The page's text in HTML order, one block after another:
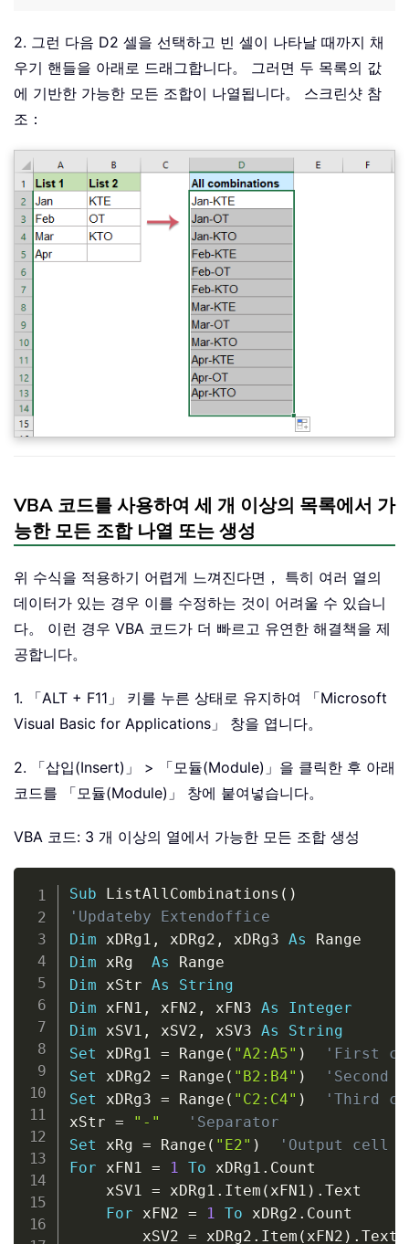
2. 그런 다음 D2 셀을 선택하고 빈 셀이 나타날 때까지 채
우기 핸들을 아래로 드래그합니다。 그러면 두 목록의 값
에 기반한 가능한 모든 조합이 나열됩니다。 스크린샷 참
조：
VBA 코드를 사용하여 세 개 이상의 목록에서 가
능한 모든 조합 나열 또는 생성
위 수식을 적용하기 어렵게 느껴진다면， 특히 여러 열의
데이터가 있는 경우 이를 수정하는 것이 어려울 수 있습니
다。 이런 경우 VBA 코드가 더 빠르고 유연한 해결책을 제
공합니다。
1. 「ALT + F11」 키를 누른 상태로 유지하여 「Microsoft
Visual Basic for Applications」 창을 엽니다。
2. 「삽입(Insert)」 > 「모듈(Module)」을 클릭한 후 아래
코드를 「모듈(Module)」 창에 붙여넣습니다。
VBA 코드: 3 개 이상의 열에서 가능한 모든 조합 생성
Sub ListAllCombinations ( )
'Updateby Extendoffice
Dim xDRg1 , xDRg2 , xDRg3 As
Dim xRg As
Dim xStr As
String
Dim xFN1 , xFN2 , xFN3 As
Integer
Dim xSV1 , xSV2 , xSV3 As
String
Set xDRg1 = Range ( "A2:A5" )
'First
Set xDRg2 = Range ( "B2:B4" )
'Second
Set xDRg3 = Range ( "C2:C4" )
'Third
xStr = "-"
'Separator
Set xRg = Range ( "E2" )
'Output cell
For xFN1 = 1 To xDRg1 . Count
    xSV1
= xDRg1 . Item ( xFN1 ) . Text
For xFN2 = 1 To xDRg2 . Count
        xSV2
= xDRg2 . Item ( xFN2 ) . Text